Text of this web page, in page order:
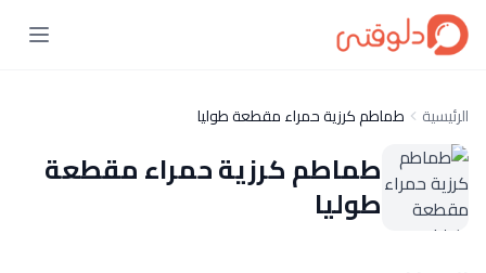
الرئيسية طماطم كرزية حمراء مقطعة طوليا
طماطم كرزية حمراء مقطعة
طوليا